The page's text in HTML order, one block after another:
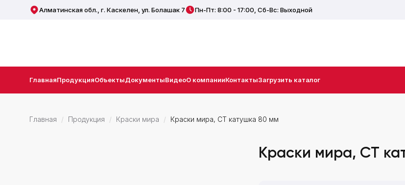
Алматинская обл., г. Каскелен, ул. Болашак 7 Пн-Пт: 8:00 - 17:00, Сб-Вс: Выходной
ГлавнаяПродукцияОбъектыДокументыВидеоО компанииКонтактыЗагрузить каталог
Главная Продукция Краски мира Краски мира, CT катушка 80 мм
Краски мира, CT